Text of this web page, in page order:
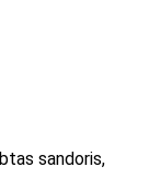
sandoris,